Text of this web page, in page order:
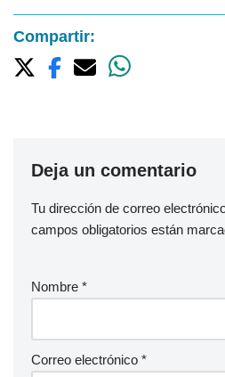
Compartir:
Deja un comentario
Tu dirección de correo
campos obligatorios están
Nombre *
Correo electrónico *